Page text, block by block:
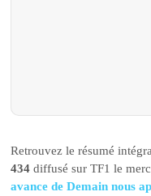
Retrouvez le résumé
434 diffusé sur TF1 le
avance de Demain nous